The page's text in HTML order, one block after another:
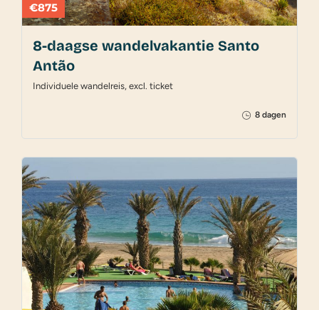
€875
8-daagse wandelvakantie Santo
Antão
Individuele wandelreis, excl. ticket
8 dagen